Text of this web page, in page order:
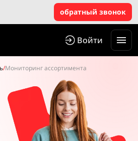
обратный звонок
Войти
/Мониторинг ассортимента